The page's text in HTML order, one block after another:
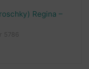
Regina –